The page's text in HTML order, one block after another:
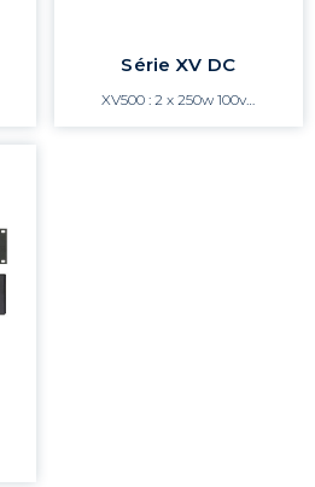
Série XV DC
XV500 : 2 x 250w 100v…